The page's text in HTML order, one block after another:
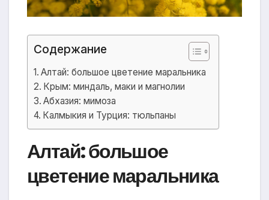
Содержание
Алтай: большое цветение маральника
Крым: миндаль, маки и магнолии
Абхазия: мимоза
Калмыкия и Турция: тюльпаны
Алтай: большое
цветение маральника